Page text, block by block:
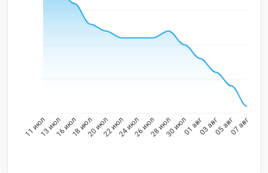
11 июл13 июл16 июл18 июл20 июл22 июл24 июл26 июл28 июл30 июл01 авг03 авг05 авг07 авг